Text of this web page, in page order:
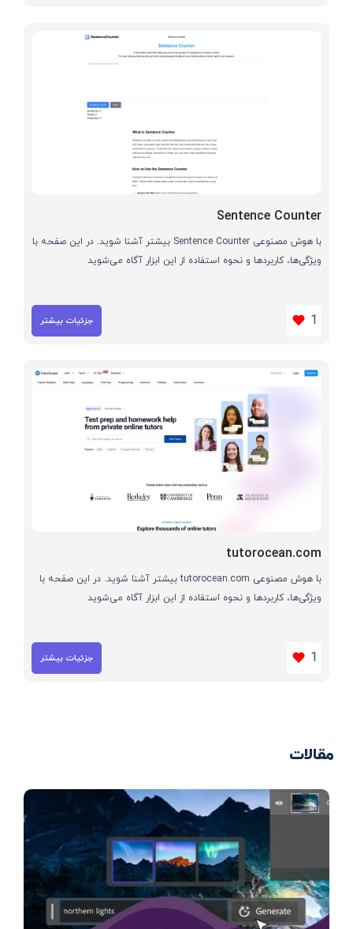
Sentence Counter
با هوش مصنوعی Sentence Counter بیشتر آشنا شوید. در این صفحه با
ویژگی‌ها، کاربردها و نحوه استفاده از این ابزار آگاه می‌شوید
1 جزئیات بیشتر
tutorocean.com
با هوش مصنوعی tutorocean.com بیشتر آشنا شوید. در این صفحه با
ویژگی‌ها، کاربردها و نحوه استفاده از این ابزار آگاه می‌شوید
1 جزئیات بیشتر
مقالات